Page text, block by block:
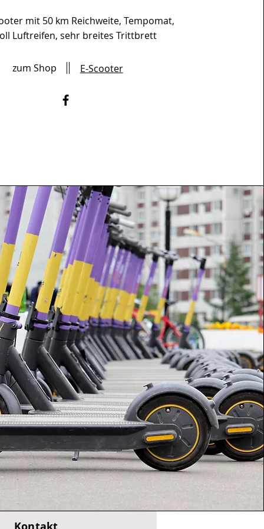
mit 50 km Reichweite, Tempomat,
Luftreifen, sehr breites Trittbrett
zum Shop E-Scooter